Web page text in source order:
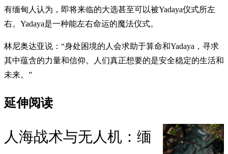
有缅甸人认为，即将来临的大选甚至可以被Yadaya仪式所左
右。Yadaya是一种能左右命运的魔法仪式。
林尼奥达亚说：“身处困境的人会求助于算命和Yadaya，寻求
其中蕴含的力量和信仰。人们真正想要的是安全稳定的生活和
未来。”
延伸阅读
人海战术与无人机：缅